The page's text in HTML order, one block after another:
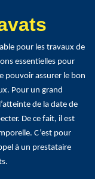
pour les travaux de
essentielles pour
pouvoir assurer le bon
Pour un grand
de la date de
De ce fait, il est
C’est pour
à un prestataire